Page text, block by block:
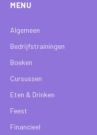
MENU
Algemeen
Bedrijfstrainingen
Boeken
Cursussen
Eten & Drinken
Feest
Financieel